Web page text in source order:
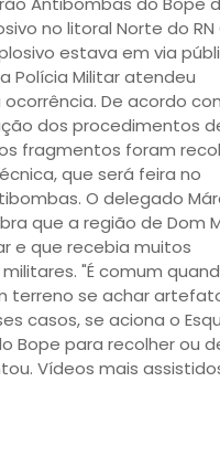
no litoral Norte do RN
estava em via
Polícia Militar atendeu
De acordo
dos procedimentos
fragmentos foram
que será feira no
O delegado
que a região de Dom
e que recebia muitos
"É comum
terreno se achar
casos, se aciona o
Bope para recolher ou
Vídeos mais